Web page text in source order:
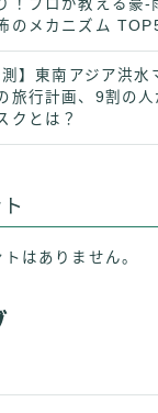
！プロが教える豪-
のメカニズム
】東南アジア洪水
旅行計画、9割の人
クとは？
はありません。